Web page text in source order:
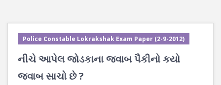
Police Constable Lokrakshak Exam Paper (2-9-2012)
નીચે આપેલ જોડકાના જવાબ પૈકીનો કયો
જવાબ સાચો છે ?